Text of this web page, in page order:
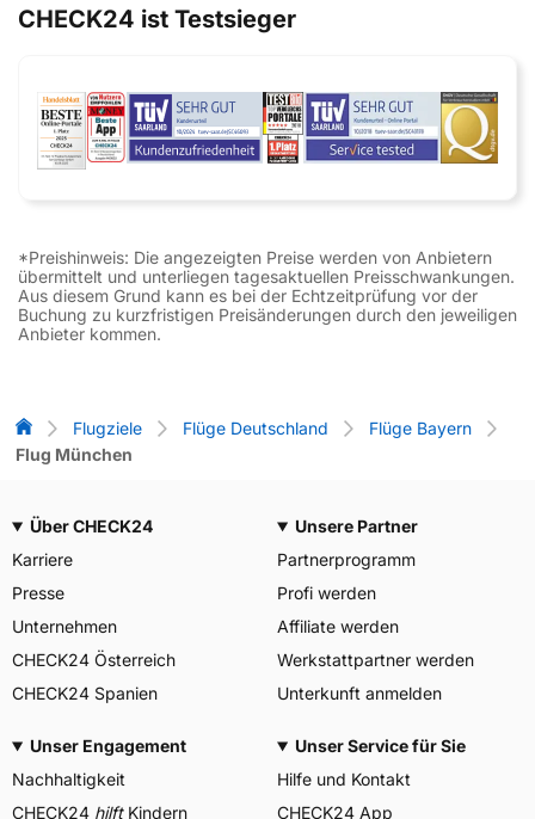
CHECK24 ist Testsieger
*Preishinweis: Die angezeigten Preise werden von Anbietern
übermittelt und unterliegen tagesaktuellen Preisschwankungen.
Aus diesem Grund kann es bei der Echtzeitprüfung vor der
Buchung zu kurzfristigen Preisänderungen durch den jeweiligen
Anbieter kommen.
Flug-Vergleich
Flugziele Flüge Deutschland
Flüge Bayern
Flug München
Über CHECK24
Karriere
Presse
Unternehmen
CHECK24 Österreich
CHECK24 Spanien
Unsere Partner
Partnerprogramm
Profi werden
Affiliate werden
Werkstattpartner werden
Unterkunft anmelden
Unser Engagement
Nachhaltigkeit
CHECK24 hilftKindern
Unser Service für Sie
Hilfe und Kontakt
CHECK24 App